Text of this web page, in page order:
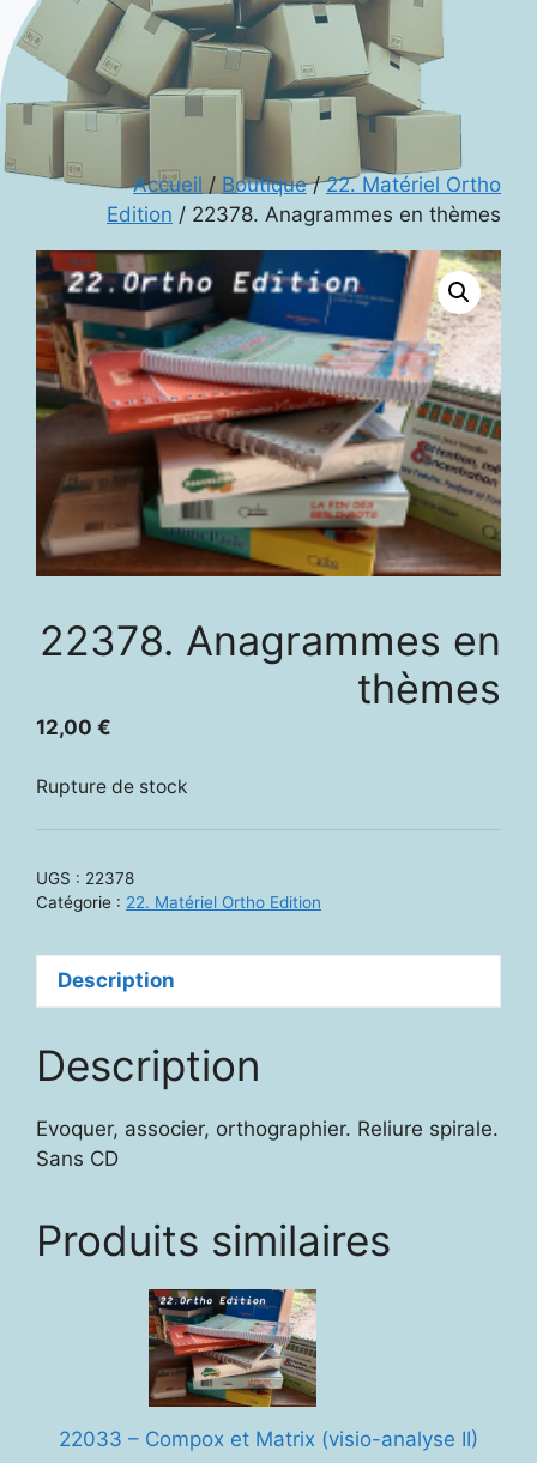
Accueil / Boutique/22. Matériel Ortho
Edition / 22378. Anagrammes en thèmes
22378. Anagrammes en
thèmes
12,00 €
Rupture de stock
UGS : 22378
Catégorie : 22. Matériel Ortho Edition
Description
Description
Evoquer, associer, orthographier. Reliure spirale.
Sans CD
Produits similaires
22033 – Compox et Matrix (visio-analyse II)